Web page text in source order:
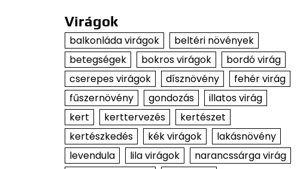
Virágok
balkonláda virágok
beltéri növények
betegségek
bokros virágok
bordó virág
cserepes virágok
dísznövény
fehér virág
fűszernövény
gondozás
illatos virág
kert
kerttervezés
kertészet
kertészkedés
kék virágok
lakásnövény
levendula
lila virágok
narancssárga virág